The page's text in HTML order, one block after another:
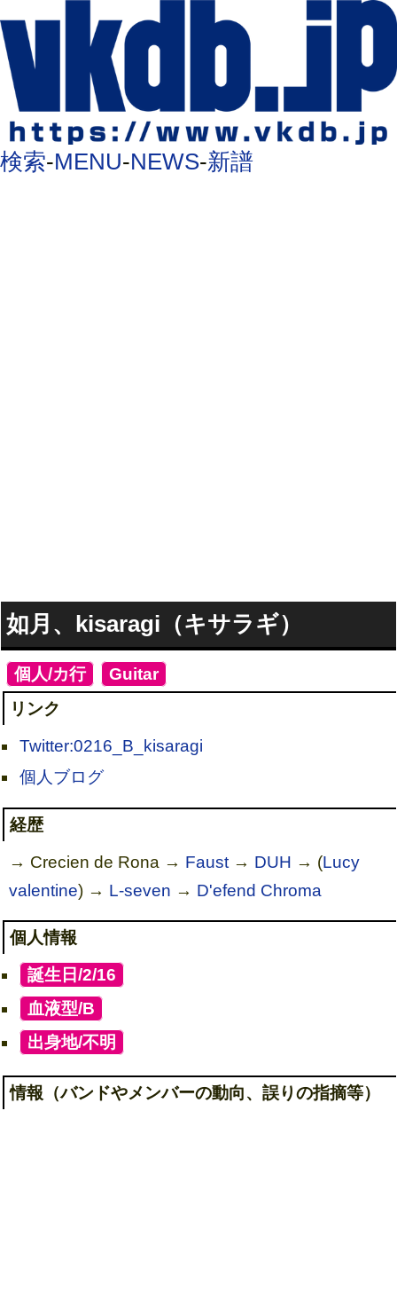
検索-MENU-NEWS-新譜
如月、kisaragi（キサラギ）
個人/カ行] Guitar]
リンク
Twitter:0216_B_kisaragi
個人ブログ
経歴
→ Crecien de Rona → Faust → DUH → (Lucy
valentine) → L-seven → D'efend Chroma
個人情報
誕生日/2/16
血液型/B
出身地/不明
情報（バンドやメンバーの動向、誤りの指摘等）